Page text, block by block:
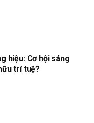
hiệu: Cơ hội sáng
trí tuệ?